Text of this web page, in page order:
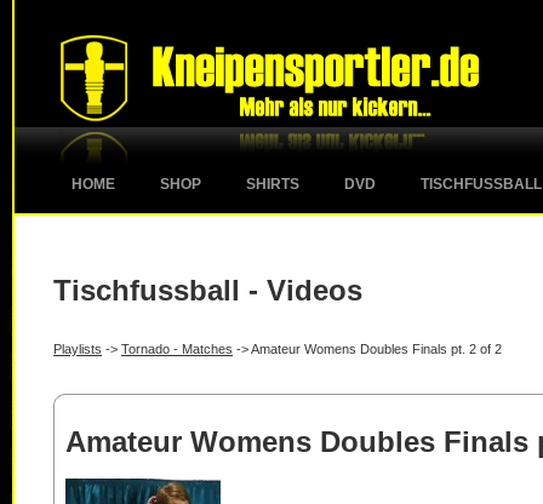
HOME SHOP SHIRTS DVD TISCHFUSSBALL
Tischfussball - Videos
Playlists -> Tornado - Matches -> Amateur Womens Doubles Finals pt. 2 of 2
Amateur Womens Doubles Finals